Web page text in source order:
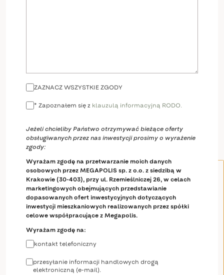
ZAZNACZ WSZYSTKIE ZGODY
* Zapoznałem się z klauzulą informacyjną RODO.
Jeżeli chcieliby Państwo otrzymywać bieżące oferty
obsługiwanych przez nas inwestycji prosimy o wyrażenie
zgody:
Wyrażam zgodę na przetwarzanie moich danych
osobowych przez MEGAPOLIS sp. z o.o. z siedzibą w
Krakowie (30-403), przy ul. Rzemieślniczej 26, w celach
marketingowych obejmujących przedstawianie
dopasowanych ofert inwestycyjnych dotyczących
inwestycji mieszkaniowych realizowanych przez spółki
celowe współpracujące z Megapolis.
Wyrażam zgodę na:
kontakt telefoniczny
przesyłanie informacji handlowych drogą
elektroniczną (e-mail).